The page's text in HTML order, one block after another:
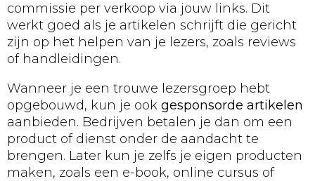
commissie per verkoop via jouw links. Dit
werkt goed als je artikelen schrijft die gericht
zijn op het helpen van je lezers, zoals reviews
of handleidingen.
Wanneer je een trouwe lezersgroep hebt
opgebouwd, kun je ook gesponsorde artikelen
aanbieden. Bedrijven betalen je dan om een
product of dienst onder de aandacht te
brengen. Later kun je zelfs je eigen producten
maken, zoals een e-book, online cursus of